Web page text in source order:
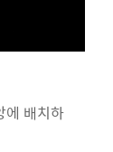
에 배치하